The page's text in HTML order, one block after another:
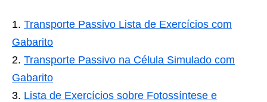
Transporte Passivo Lista de Exercícios com
Gabarito
Transporte Passivo na Célula Simulado com
Gabarito
Lista de Exercícios sobre Fotossíntese e